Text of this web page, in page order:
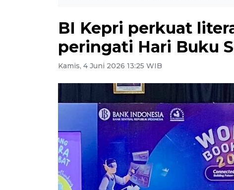
BI Kepri perkuat
peringati Hari Buku
Kamis, 4 Juni 2026 13:25 WIB